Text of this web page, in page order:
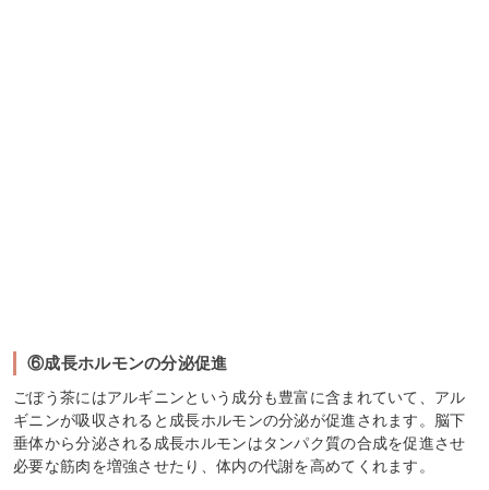
⑥成長ホルモンの分泌促進
ごぼう茶にはアルギニンという成分も豊富に含まれていて、アル
ギニンが吸収されると成長ホルモンの分泌が促進されます。脳下
垂体から分泌される成長ホルモンはタンパク質の合成を促進させ
必要な筋肉を増強させたり、体内の代謝を高めてくれます。